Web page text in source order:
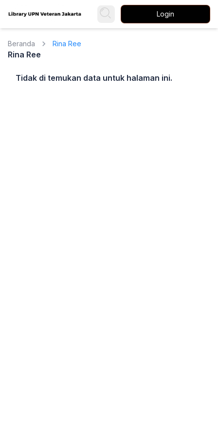
Login
Beranda Rina Ree
Rina Ree
Tidak di temukan data untuk halaman ini.